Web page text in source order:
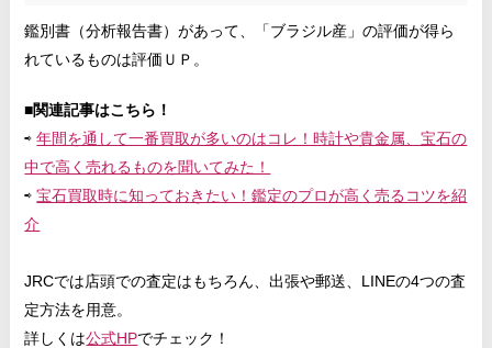
鑑別書（分析報告書）があって、「ブラジル産」の評価が得ら
れているものは評価ＵＰ。
■関連記事はこちら！
⇨年間を通して一番買取が多いのはコレ！時計や貴金属、宝石の
中で高く売れるものを聞いてみた！
⇨宝石買取時に知っておきたい！鑑定のプロが高く売るコツを紹
介
JRCでは店頭での査定はもちろん、出張や郵送、LINEの4つの査
定方法を用意。
詳しくは公式HPでチェック！